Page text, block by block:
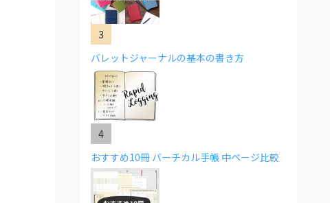
バレットジャーナルの基本の書き方
おすすめ10冊 バーチカル手帳 中ページ比較